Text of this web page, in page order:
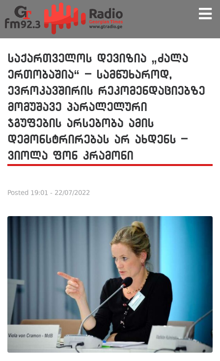
საქართველოს დევიზია „ძალა
ერთობაშია“ – სამწუხაროდ,
ევროკავშირის რეკომენდაციებზე
მომუშავე პარალელური
ჯგუფების არსებობა ამის
დემონსტრირებას არ ახდენს –
ვიოლა ფონ კრამონი
Posted 19:01 - 22/07/2022